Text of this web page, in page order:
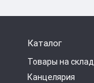
Каталог
Товары на
Канцелярия